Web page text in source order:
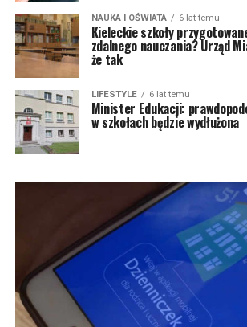
NAUKA I OŚWIATA 6 lat temu
Kieleckie szkoły
zdalnego nauczania? Urząd
że tak
LIFESTYLE 6 lat temu
Minister Edukacji:
w szkołach będzie wydłużona